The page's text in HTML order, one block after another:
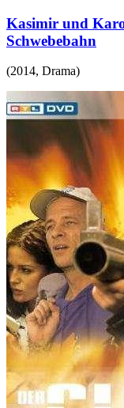
Kasimir und
Schwebebahn
(2014, Drama)